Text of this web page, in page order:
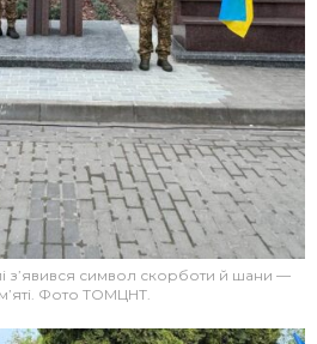
з’явився символ скорботи й шани —
Фото ТОМЦНТ.